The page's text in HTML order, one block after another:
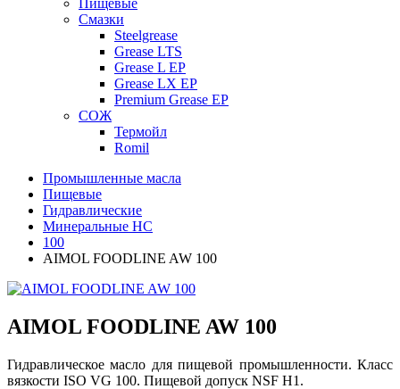
Пищевые
Смазки
Steelgrease
Grease LTS
Grease L EP
Grease LX EP
Premium Grease EP
СОЖ
Термойл
Romil
Промышленные масла
Пищевые
Гидравлические
Минеральные HC
100
AIMOL FOODLINE AW 100
AIMOL FOODLINE AW 100
Гидравлическое масло для пищевой промышленности. Класс
вязкости ISO VG 100. Пищевой допуск NSF H1.